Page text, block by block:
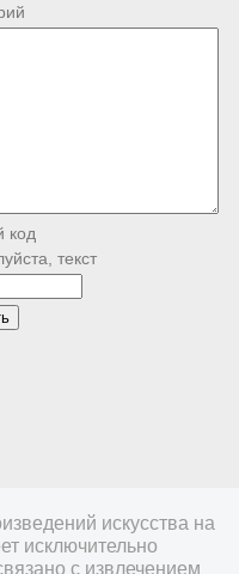
текст
искусства на
исключительно
с извлечением